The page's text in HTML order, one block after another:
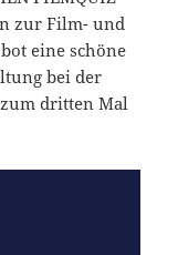
zur Film- und
eine schöne
bei der
dritten Mal